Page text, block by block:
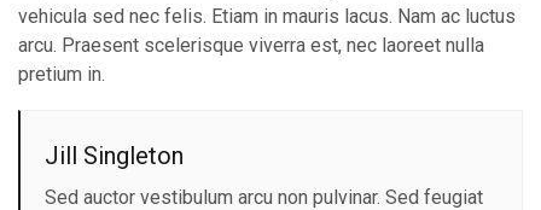
vehicula sed nec felis. Etiam in mauris lacus. Nam ac luctus
arcu. Praesent scelerisque viverra est, nec laoreet nulla
pretium in.
Jill Singleton
Sed auctor vestibulum arcu non pulvinar. Sed feugiat